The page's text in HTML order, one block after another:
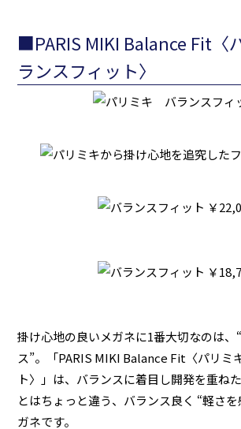
■PARIS MIKI Balance Fit〈
ランスフィット〉
掛け心地の良いメガネに1番大切なのは、
ス”。「PARIS MIKI Balance Fit〈パリミ
ト〉」は、バランスに着目し開発を重ね
とはちょっと違う、バランス良く “軽さ
ガネです。